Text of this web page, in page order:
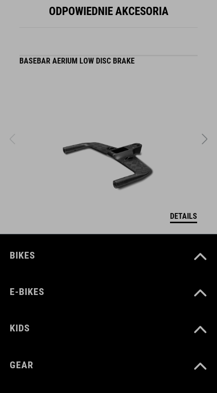
ODPOWIEDNIE AKCESORIA
BASEBAR AERIUM LOW DISC BRAKE
DETAILS
BIKES
E-BIKES
KIDS
GEAR